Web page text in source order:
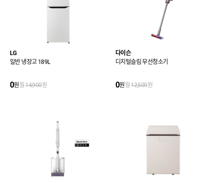
LG
일반 냉장고 189L
0원월14,900원
다이슨
디지털슬림 무선청소기
0원월12,500원